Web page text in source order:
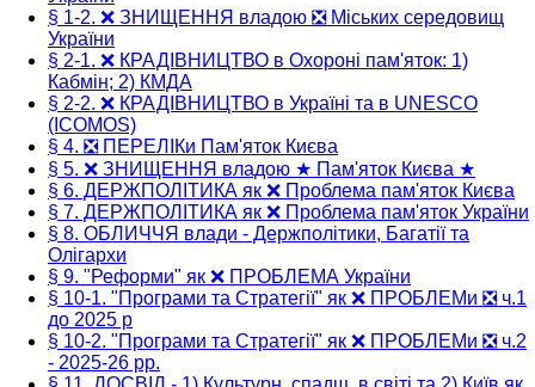
§ 1-2. ❌ ЗНИЩЕННЯ владою ❎ Міських середовищ
України
§ 2-1. ❌ КРАДІВНИЦТВО в Охороні пам'яток: 1)
Кабмін; 2) КМДА
§ 2-2. ❌ КРАДІВНИЦТВО в Україні та в UNESCO
(ICOMOS)
§ 4. ❎ ПЕРЕЛІКи Пам'яток Києва
§ 5. ❌ ЗНИЩЕННЯ владою ★ Пам'яток Києва ★
§ 6. ДЕРЖПОЛІТИКА як ❌ Проблема пам'яток Києва
§ 7. ДЕРЖПОЛІТИКА як ❌ Проблема пам'яток України
§ 8. ОБЛИЧЧЯ влади - Держполітики, Багатії та
Олігархи
§ 9. "Реформи" як ❌ ПРОБЛЕМА України
§ 10-1. "Програми та Стратегії" як ❌ ПРОБЛЕМи ❎ ч.1
до 2025 р
§ 10-2. "Програми та Стратегії" як ❌ ПРОБЛЕМи ❎ ч.2
- 2025-26 рр.